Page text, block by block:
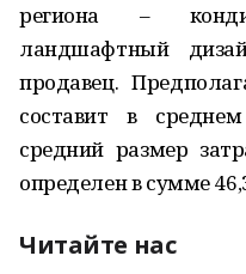
региона –
ландшафтный
продавец.
составит в
средний размер
определен в сумме
Читайте нас